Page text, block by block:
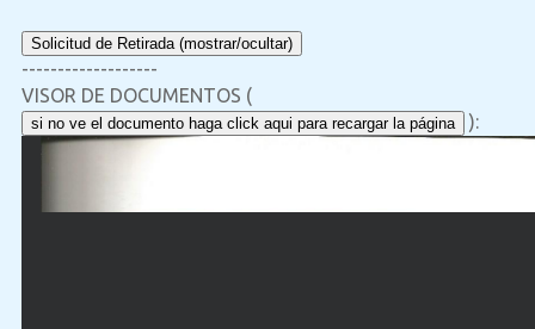
Solicitud de Retirada (mostrar/ocultar)
-------------------
VISOR DE DOCUMENTOS (
si no ve el documento haga click aqui para recargar la página ):